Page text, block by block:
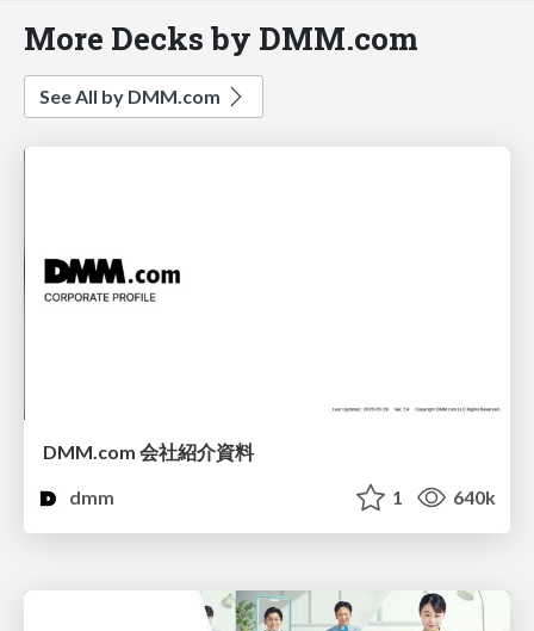
More Decks by DMM.com
See All by DMM.com
DMM.com 会社紹介資料
dmm
1 640k